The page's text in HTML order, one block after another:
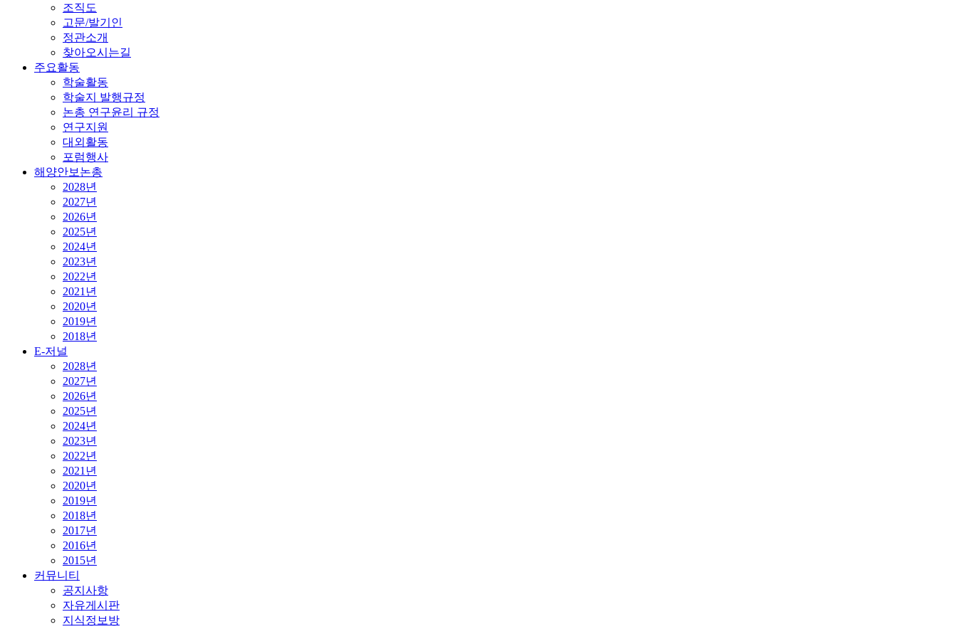
조직도
고문/발기인
정관소개
찾아오시는길
주요활동
학술활동
학술지 발행규정
논총 연구윤리 규정
연구지원
대외활동
포럼행사
해양안보논총
2028년
2027년
2026년
2025년
2024년
2023년
2022년
2021년
2020년
2019년
2018년
E-저널
2028년
2027년
2026년
2025년
2024년
2023년
2022년
2021년
2020년
2019년
2018년
2017년
2016년
2015년
커뮤니티
공지사항
자유게시판
지식정보방